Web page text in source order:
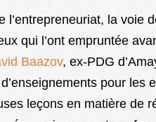
l’entrepreneuriat, la voie
qui l’ont empruntée
Baazov, ex-PDG
pour les
leçons en matière de